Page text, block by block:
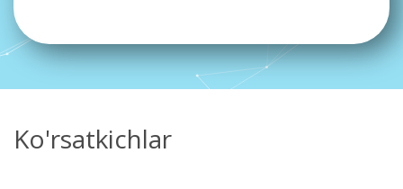
Ko'rsatkichlar